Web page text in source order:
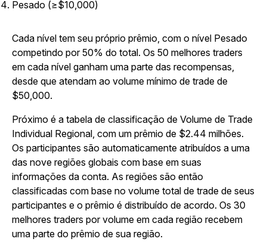
Pesado (≥$10,000)
Cada nível tem seu próprio prêmio, com o nível Pesado
competindo por 50% do total. Os 50 melhores traders
em cada nível ganham uma parte das recompensas,
desde que atendam ao volume mínimo de trade de
$50,000.
Próximo é a tabela de classificação de Volume de Trade
Individual Regional, com um prêmio de $2.44 milhões.
Os participantes são automaticamente atribuídos a uma
das nove regiões globais com base em suas
informações da conta. As regiões são então
classificadas com base no volume total de trade de seus
participantes e o prêmio é distribuído de acordo. Os 30
melhores traders por volume em cada região recebem
uma parte do prêmio de sua região.